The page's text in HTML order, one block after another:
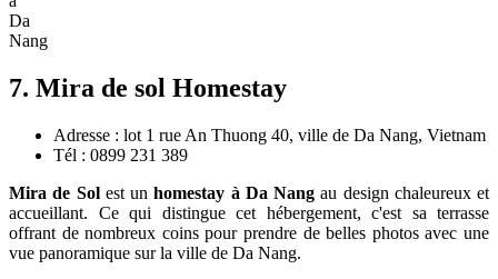
Da
Nang
7. Mira de sol Homestay
Adresse : lot 1 rue An Thuong 40, ville de Da Nang, Vietnam
Tél : 0899 231 389
Mira de Solest unhomestay à Da Nang au design chaleureux et
accueillant. Ce qui distingue cet hébergement, c'est sa terrasse
offrant de nombreux coins pour prendre de belles photos avec une
vue panoramique sur la ville de Da Nang.